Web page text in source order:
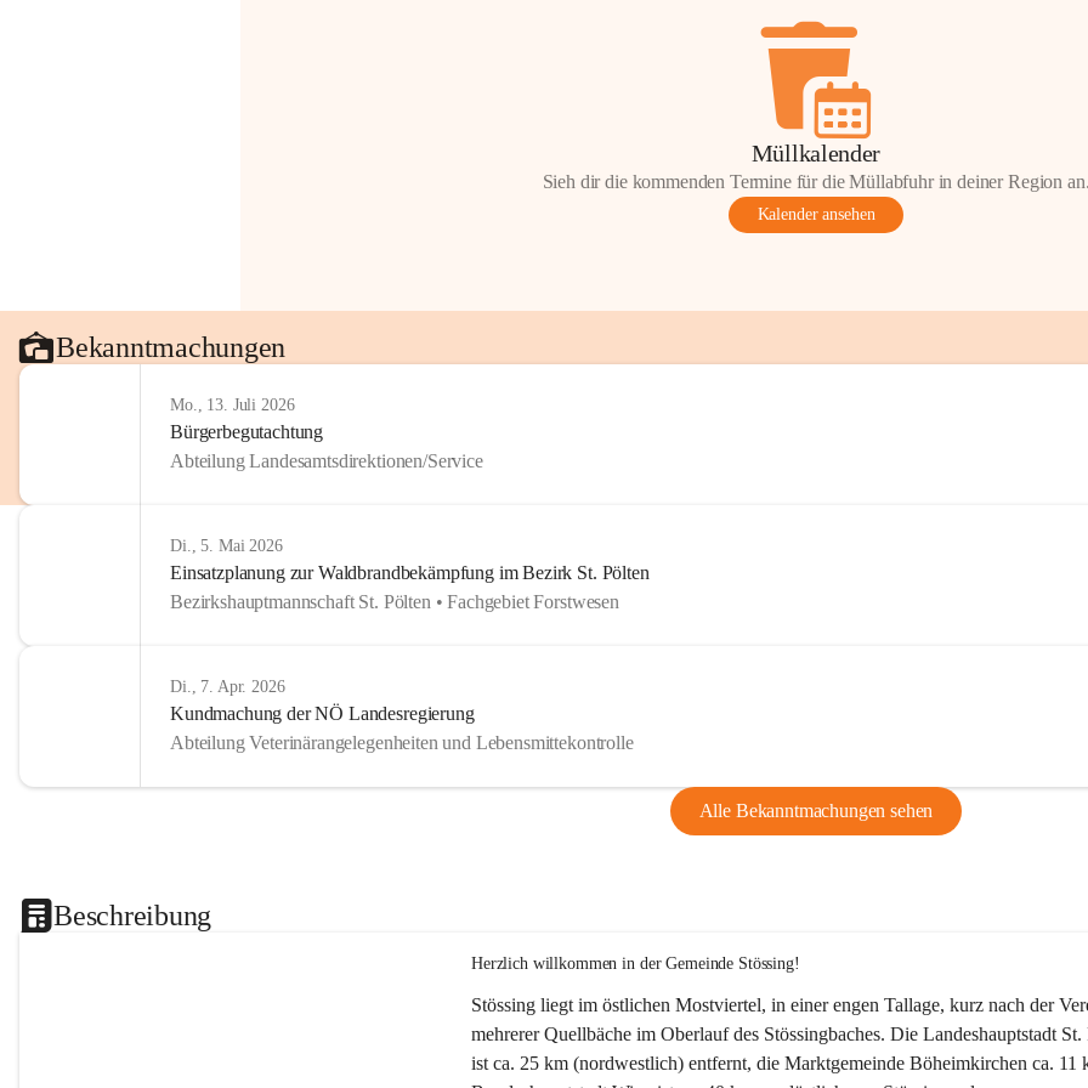
Müllkalender
Sieh dir die kommenden Termine für die Müllabfuhr in deiner Region
Kalender ansehen
Bekanntmachungen
Mo., 13. Juli 2026
Bürgerbegutachtung
Abteilung Landesamtsdirektionen/Service
Di., 5. Mai 2026
Einsatzplanung zur Waldbrandbekämpfung im Bezirk St. Pölten
Bezirkshauptmannschaft St. Pölten • Fachgebiet Forstwesen
Di., 7. Apr. 2026
Kundmachung der NÖ Landesregierung
Abteilung Veterinärangelegenheiten und Lebensmittekontrolle
Alle Bekanntmachungen sehen
Beschreibung
Herzlich willkommen in der Gemeinde Stössing!
Stössing liegt im östlichen Mostviertel, in einer engen Tallage, kurz nach der
mehrerer Quellbäche im Oberlauf des Stössingbaches. Die Landeshauptstadt
ist ca. 25 km (nordwestlich) entfernt, die Marktgemeinde Böheimkirchen ca.